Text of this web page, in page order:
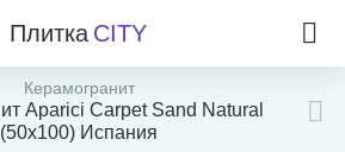
Плитка CITY
Керамогранит
Aparici Carpet Sand Natural
(50x100) Испания